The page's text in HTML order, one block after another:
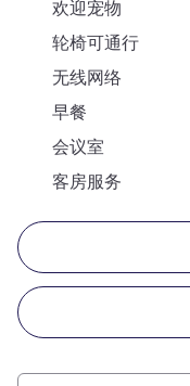
欢迎宠物
轮椅可通行
无线网络
早餐
会议室
客房服务